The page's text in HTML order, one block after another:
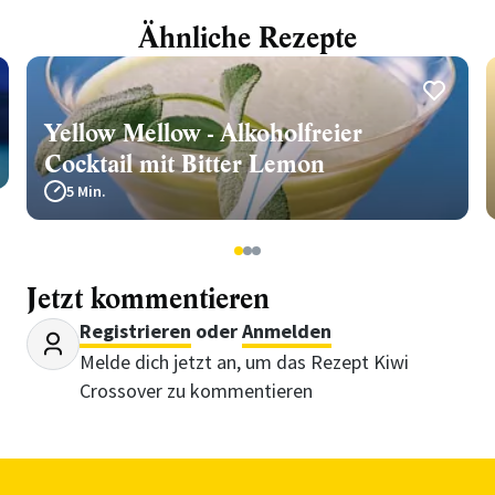
Ähnliche Rezepte
Yellow Mellow - Alkoholfreier
Cocktail mit Bitter Lemon
5 Min.
123
Jetzt kommentieren
Registrieren oderAnmelden
Melde dich jetzt an, um das Rezept Kiwi
Crossover zu kommentieren